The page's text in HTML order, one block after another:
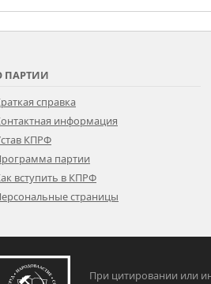
ПАРТИИ
справка
информация
КПРФ
партии
вступить в КПРФ
страницы
При цитировании или